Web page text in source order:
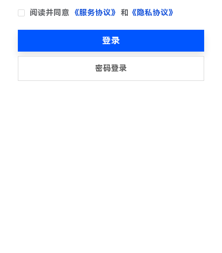
阅读并同意 《服务协议》 和 《隐私协议》
登录
密码登录